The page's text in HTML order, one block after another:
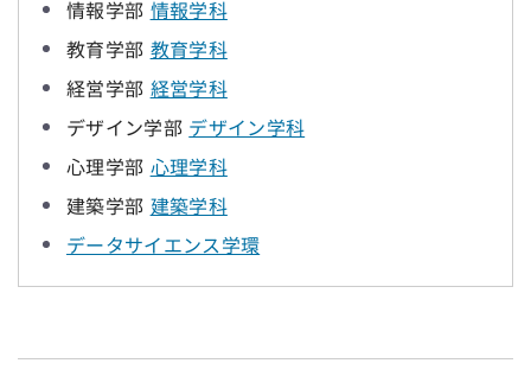
情報学部 情報学科
教育学部 教育学科
経営学部 経営学科
デザイン学部 デザイン学科
心理学部 心理学科
建築学部 建築学科
データサイエンス学環